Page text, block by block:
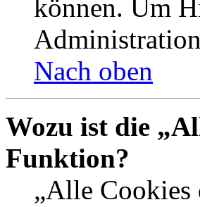
können. Um
Nach oben
Wozu ist die
Funktion?
„Alle Cookies